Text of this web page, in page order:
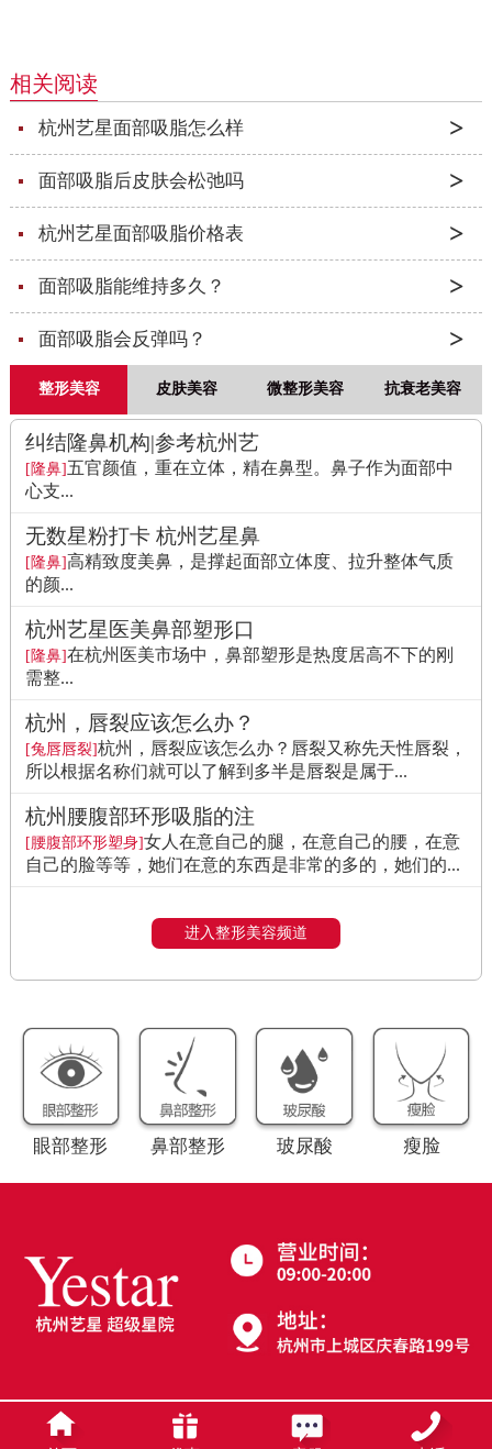
相关阅读
杭州艺星面部吸脂怎么样
面部吸脂后皮肤会松弛吗
杭州艺星面部吸脂价格表
面部吸脂能维持多久？
面部吸脂会反弹吗？
整形美容 皮肤美容 微整形美容 抗衰老美容
纠结隆鼻机构|参考杭州艺
[隆鼻]五官颜值，重在立体，精在鼻型。鼻子作为面部中
心支...
无数星粉打卡 杭州艺星鼻
[隆鼻]高精致度美鼻，是撑起面部立体度、拉升整体气质
的颜...
杭州艺星医美鼻部塑形口
[隆鼻]在杭州医美市场中，鼻部塑形是热度居高不下的刚
需整...
杭州，唇裂应该怎么办？
[兔唇唇裂]杭州，唇裂应该怎么办？唇裂又称先天性唇裂，
所以根据名称们就可以了解到多半是唇裂是属于...
杭州腰腹部环形吸脂的注
[腰腹部环形塑身]女人在意自己的腿，在意自己的腰，在意
自己的脸等等，她们在意的东西是非常的多的，她们的...
进入整形美容频道
眼部整形 鼻部整形 玻尿酸 瘦脸